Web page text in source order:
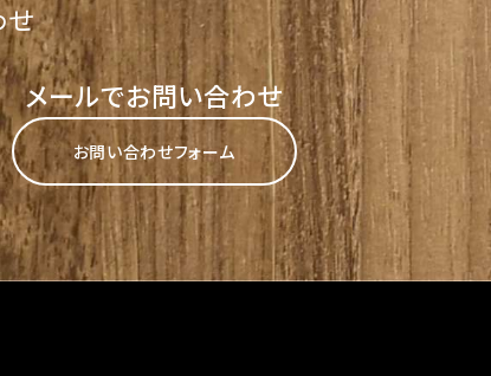
せ
メールでお問い合わせ
お問い合わせフォーム